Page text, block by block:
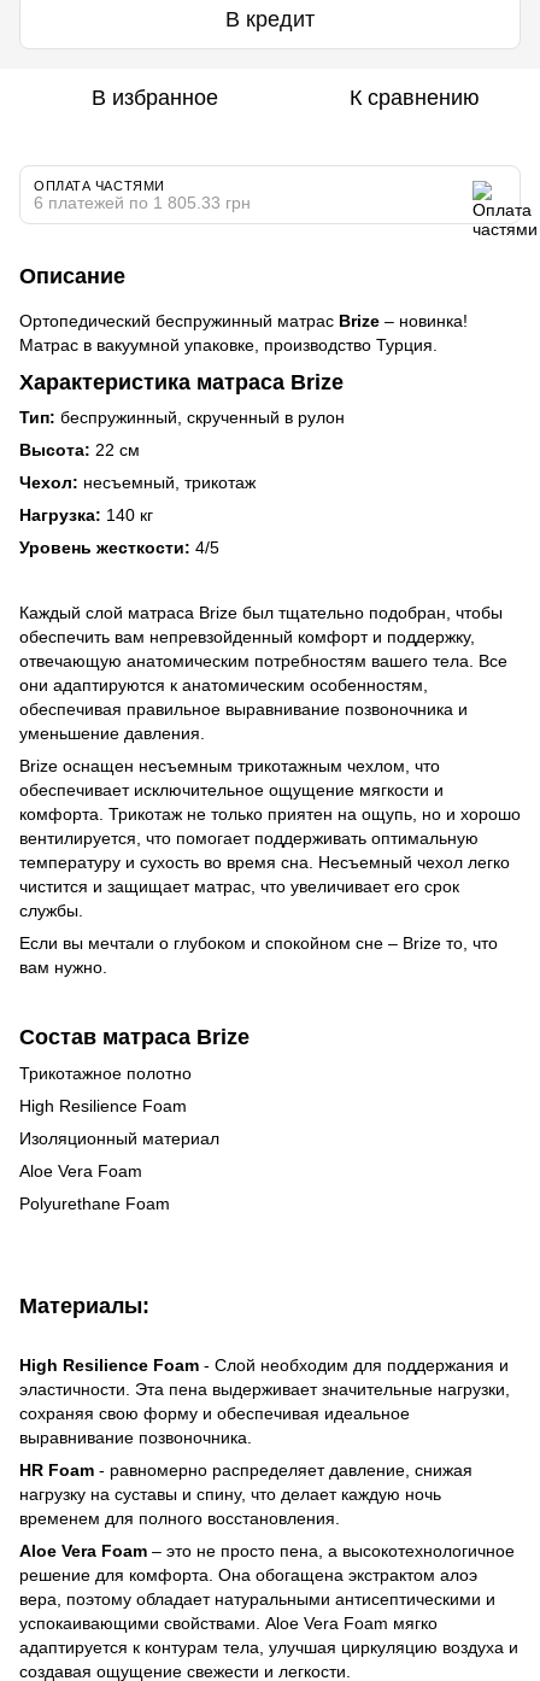
В кредит
В избранное К сравнению
ОПЛАТА ЧАСТЯМИ
6 платежей по 1 805.33 грн
Описание
Ортопедический беспружинный матрас Brize – новинка!
Матрас в вакуумной упаковке, производство Турция.
Характеристика матраса Brize
Тип: беспружинный, скрученный в рулон
Высота: 22 см
Чехол: несъемный, трикотаж
Нагрузка: 140 кг
Уровень жесткости: 4/5
Каждый слой матраса Brize был тщательно подобран, чтобы
обеспечить вам непревзойденный комфорт и поддержку,
отвечающую анатомическим потребностям вашего тела. Все
они адаптируются к анатомическим особенностям,
обеспечивая правильное выравнивание позвоночника и
уменьшение давления.
Brize оснащен несъемным трикотажным чехлом, что
обеспечивает исключительное ощущение мягкости и
комфорта. Трикотаж не только приятен на ощупь, но и хорошо
вентилируется, что помогает поддерживать оптимальную
температуру и сухость во время сна. Несъемный чехол легко
чистится и защищает матрас, что увеличивает его срок
службы.
Если вы мечтали о глубоком и спокойном сне – Brize то, что
вам нужно.
Состав матраса Brize
Трикотажное полотно
High Resilience Foam
Изоляционный материал
Aloe Vera Foam
Polyurethane Foam
Материалы:
High Resilience Foam - Слой необходим для поддержания и
эластичности. Эта пена выдерживает значительные нагрузки,
сохраняя свою форму и обеспечивая идеальное
выравнивание позвоночника.
HR Foam - равномерно распределяет давление, снижая
нагрузку на суставы и спину, что делает каждую ночь
временем для полного восстановления.
Aloe Vera Foam – это не просто пена, а высокотехнологичное
решение для комфорта. Она обогащена экстрактом алоэ
вера, поэтому обладает натуральными антисептическими и
успокаивающими свойствами. Aloe Vera Foam мягко
адаптируется к контурам тела, улучшая циркуляцию воздуха и
создавая ощущение свежести и легкости.